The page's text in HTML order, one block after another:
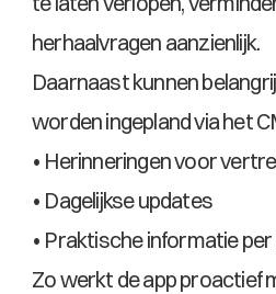
herhaalvragen aanzienlijk.
Daarnaast kunnen
worden ingepland via het
• Herinneringen voor
• Dagelijkse updates
• Praktische informatie
Zo werkt de app proactief